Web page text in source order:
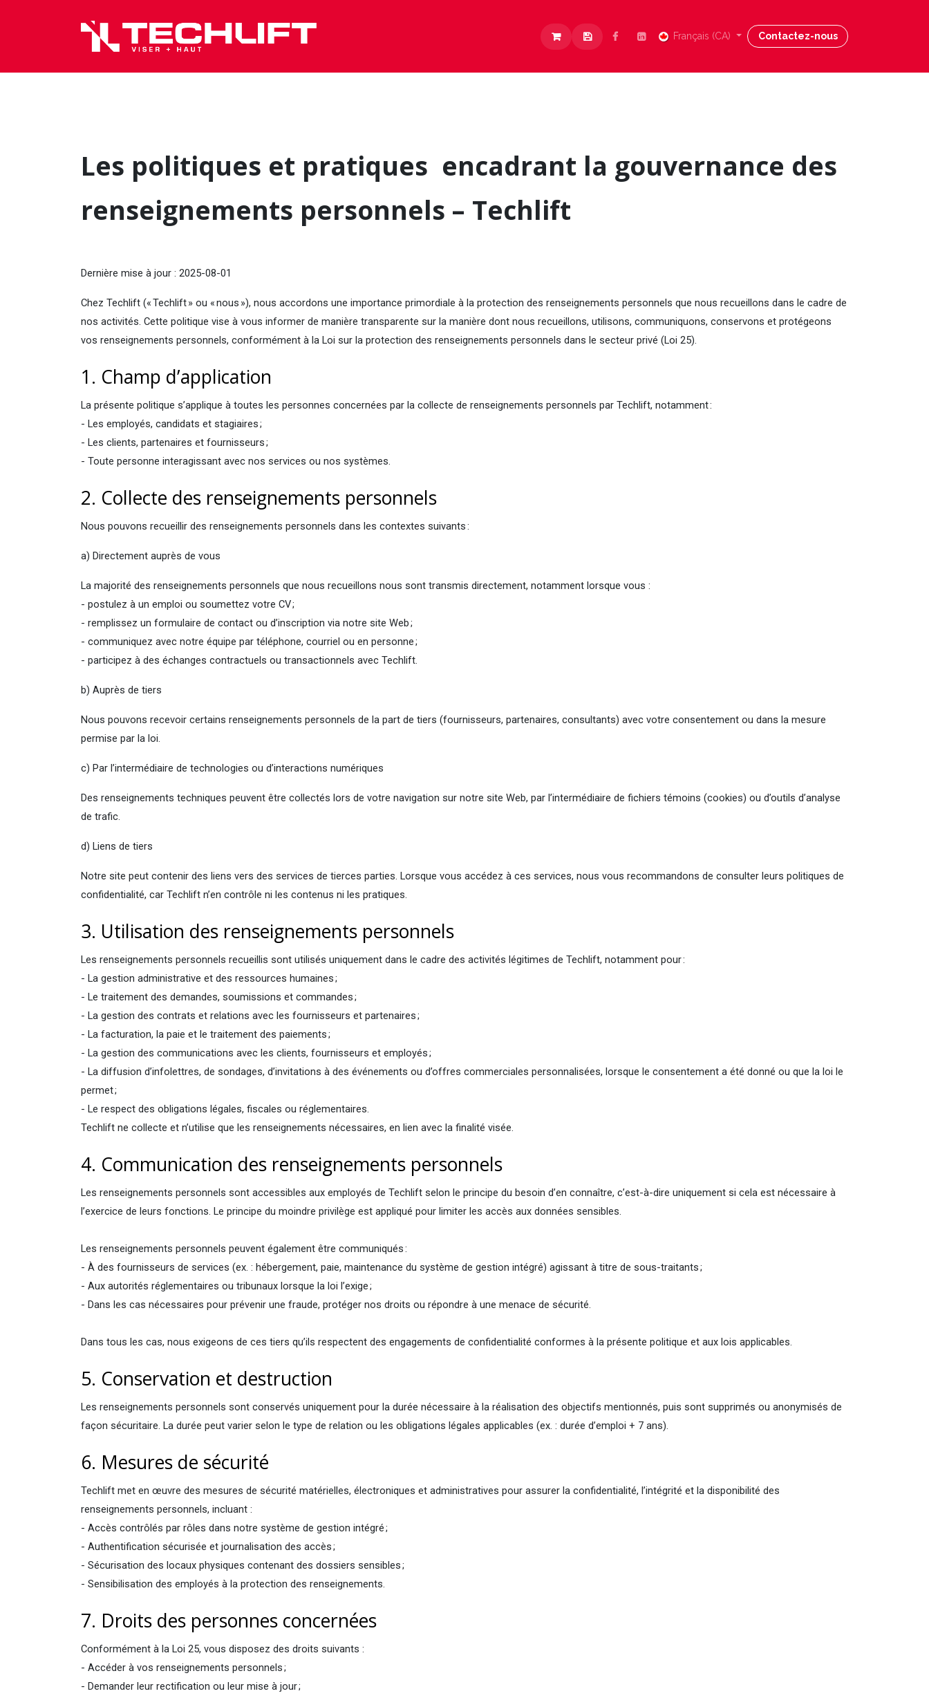
Carrières Nous joindre Blog Aide
Français (CA) Contactez-nous
Les politiques et pratiques encadrant la gouvernance des
renseignements personnels – Techlift
Dernière mise à jour : 2025-08-01
Chez Techlift (« Techlift » ou « nous »), nous accordons une importance primordiale à la protection des renseignements personnels que nous recueillons dans le cadre de
nos activités. Cette politique vise à vous informer de manière transparente sur la manière dont nous recueillons, utilisons, communiquons, conservons et protégeons
vos renseignements personnels, conformément à la Loi sur la protection des renseignements personnels dans le secteur privé (Loi 25).
1. Champ d’application
La présente politique s’applique à toutes les personnes concernées par la collecte de renseignements personnels par Techlift, notamment :
- Les employés, candidats et stagiaires ;
- Les clients, partenaires et fournisseurs ;
- Toute personne interagissant avec nos services ou nos systèmes.
2. Collecte des renseignements personnels
Nous pouvons recueillir des renseignements personnels dans les contextes suivants :
a) Directement auprès de vous
La majorité des renseignements personnels que nous recueillons nous sont transmis directement, notamment lorsque vous :
- postulez à un emploi ou soumettez votre CV ;
- remplissez un formulaire de contact ou d’inscription via notre site Web ;
- communiquez avec notre équipe par téléphone, courriel ou en personne ;
- participez à des échanges contractuels ou transactionnels avec Techlift.
b) Auprès de tiers
Nous pouvons recevoir certains renseignements personnels de la part de tiers (fournisseurs, partenaires, consultants) avec votre consentement ou dans la mesure
permise par la loi.
c) Par l’intermédiaire de technologies ou d’interactions numériques
Des renseignements techniques peuvent être collectés lors de votre navigation sur notre site Web, par l’intermédiaire de fichiers témoins (cookies) ou d’outils d’analyse
de trafic.
d) Liens de tiers
Notre site peut contenir des liens vers des services de tierces parties. Lorsque vous accédez à ces services, nous vous recommandons de consulter leurs politiques de
confidentialité, car Techlift n’en contrôle ni les contenus ni les pratiques.
3. Utilisation des renseignements personnels
Les renseignements personnels recueillis sont utilisés uniquement dans le cadre des activités légitimes de Techlift, notamment pour :
- La gestion administrative et des ressources humaines ;
- Le traitement des demandes, soumissions et commandes ;
- La gestion des contrats et relations avec les fournisseurs et partenaires ;
- La facturation, la paie et le traitement des paiements ;
- La gestion des communications avec les clients, fournisseurs et employés ;
- La diffusion d’infolettres, de sondages, d’invitations à des événements ou d’offres commerciales personnalisées, lorsque le consentement a été donné ou que la loi le
permet ;
- Le respect des obligations légales, fiscales ou réglementaires.
Techlift ne collecte et n’utilise que les renseignements nécessaires, en lien avec la finalité visée.
4. Communication des renseignements personnels
Les renseignements personnels sont accessibles aux employés de Techlift selon le principe du besoin d’en connaître, c’est-à-dire uniquement si cela est nécessaire à
l’exercice de leurs fonctions. Le principe du moindre privilège est appliqué pour limiter les accès aux données sensibles.
Les renseignements personnels peuvent également être communiqués :
- À des fournisseurs de services (ex. : hébergement, paie, maintenance du système de gestion intégré) agissant à titre de sous-traitants ;
- Aux autorités réglementaires ou tribunaux lorsque la loi l’exige ;
- Dans les cas nécessaires pour prévenir une fraude, protéger nos droits ou répondre à une menace de sécurité.
Dans tous les cas, nous exigeons de ces tiers qu’ils respectent des engagements de confidentialité conformes à la présente politique et aux lois applicables.
5. Conservation et destruction
Les renseignements personnels sont conservés uniquement pour la durée nécessaire à la réalisation des objectifs mentionnés, puis sont supprimés ou anonymisés de
façon sécuritaire. La durée peut varier selon le type de relation ou les obligations légales applicables (ex. : durée d’emploi + 7 ans).
6. Mesures de sécurité
Techlift met en œuvre des mesures de sécurité matérielles, électroniques et administratives pour assurer la confidentialité, l’intégrité et la disponibilité des
renseignements personnels, incluant :
- Accès contrôlés par rôles dans notre système de gestion intégré ;
- Authentification sécurisée et journalisation des accès ;
- Sécurisation des locaux physiques contenant des dossiers sensibles ;
- Sensibilisation des employés à la protection des renseignements.
7. Droits des personnes concernées
Conformément à la Loi 25, vous disposez des droits suivants :
- Accéder à vos renseignements personnels ;
- Demander leur rectification ou leur mise à jour ;